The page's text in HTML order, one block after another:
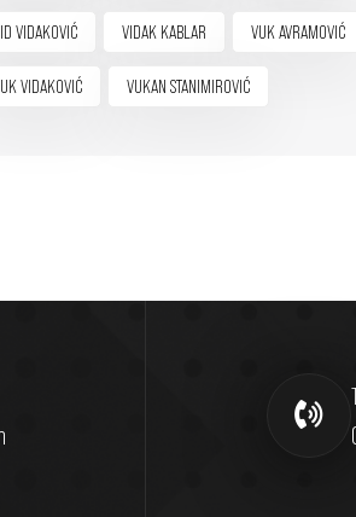
VIDAKOVIĆ VIDAK KABLAR VUK AVRAMOVIĆ
VIDAKOVIĆ VUKAN STANIMIROVIĆ